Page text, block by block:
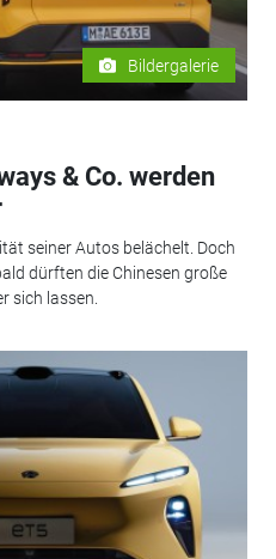
Bildergalerie
& Co. werden
seiner Autos belächelt. Doch
dürften die Chinesen große
sich lassen.